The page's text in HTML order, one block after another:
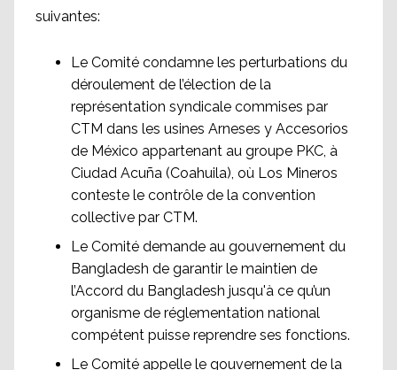
suivantes:
Le Comité condamne les perturbations du
déroulement de l’élection de la
représentation syndicale commises par
CTM dans les usines Arneses y Accesorios
de México appartenant au groupe PKC, à
Ciudad Acuña (Coahuila), où Los Mineros
conteste le contrôle de la convention
collective par CTM.
Le Comité demande au gouvernement du
Bangladesh de garantir le maintien de
l’Accord du Bangladesh jusqu'à ce qu’un
organisme de réglementation national
compétent puisse reprendre ses fonctions.
Le Comité appelle le gouvernement de la